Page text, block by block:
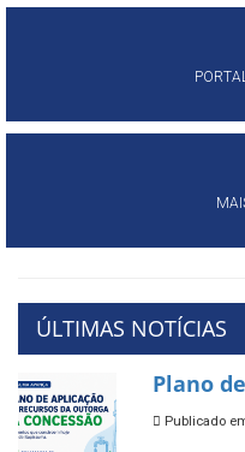
ÚLTIMAS NOTÍCIAS
Plano
Publicado